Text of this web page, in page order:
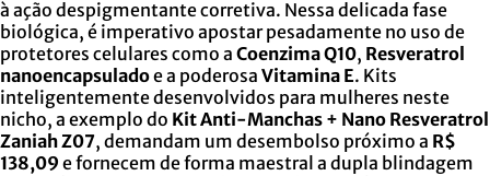
à ação despigmentante corretiva. Nessa delicada fase
biológica, é imperativo apostar pesadamente no uso de
protetores celulares como a Coenzima Q10, Resveratrol
nanoencapsuladoe a poderosa Vitamina E. Kits
inteligentemente desenvolvidos para mulheres neste
nicho, a exemplo do Kit Anti-Manchas + Nano Resveratrol
Zaniah Z07, demandam um desembolso próximo a R$
138,09 e fornecem de forma maestral a dupla blindagem